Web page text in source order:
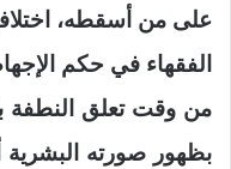
على من أسقطه،
الفقهاء في حكم
من وقت تعلق النطفة
بظهور صورته البشرية